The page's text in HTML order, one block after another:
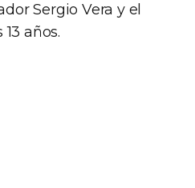
Sergio Vera y el
años.